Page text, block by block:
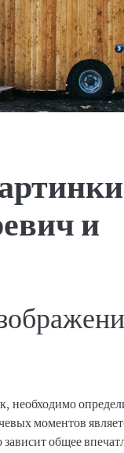
и
необходимо
моментов
общее